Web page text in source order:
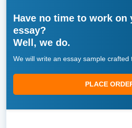
Have no time to work on
essay?
Well, we do.
We will write an essay sample crafted
PLACE